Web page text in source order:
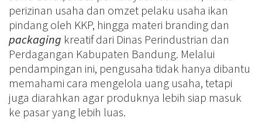
perizinan usaha dan omzet pelaku usaha ikan
pindang oleh KKP, hingga materi branding dan
packaging kreatif dari Dinas Perindustrian dan
Perdagangan Kabupaten Bandung. Melalui
pendampingan ini, pengusaha tidak hanya dibantu
memahami cara mengelola uang usaha, tetapi
juga diarahkan agar produknya lebih siap masuk
ke pasar yang lebih luas.